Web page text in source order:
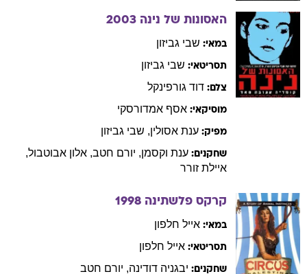
האסונות של נינה 2003
במאי: שבי גביזון
תסריטאי: שבי גביזון
צלם: דוד גורפינקל
מוסיקאי: אסף אמדורסקי
מפיק: ענת אסולין, שבי גביזון
שחקנים: ענת וקסמן, יורם חטב, אלון אבוטבול,
איילת זורר
קרקס פלשתינה 1998
במאי: אייל חלפון
תסריטאי: אייל חלפון
שחקנים: יבגניה דודינה, יורם חטב